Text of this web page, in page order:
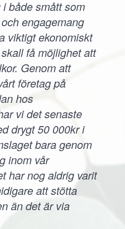
både smått som
engagemang
viktigt ekonomiskt
få möjlighet att
Genom att
företag på
hos
vi det senaste
drygt 50 000kr i
bara genom
inom vår
har nog aldrig varit
att stötta
än det är via